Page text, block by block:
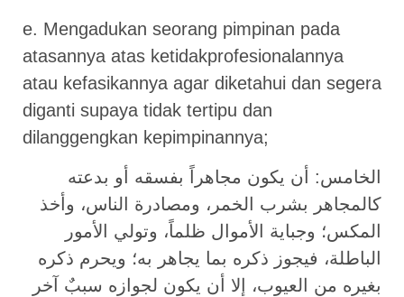
e. Mengadukan seorang pimpinan pada
atasannya atas ketidakprofesionalannya
atau kefasikannya agar diketahui dan segera
diganti supaya tidak tertipu dan
dilanggengkan kepimpinannya;
الخامس: أن يكون مجاهراً بفسقه أو بدعته
كالمجاهر بشرب الخمر، ومصادرة الناس، وأخذ
المكس؛ وجباية الأموال ظلماً، وتولي الأمور
الباطلة، فيجوز ذكره بما يجاهر به؛ ويحرم ذكره
بغيره من العيوب، إلا أن يكون لجوازه سببٌ آخر